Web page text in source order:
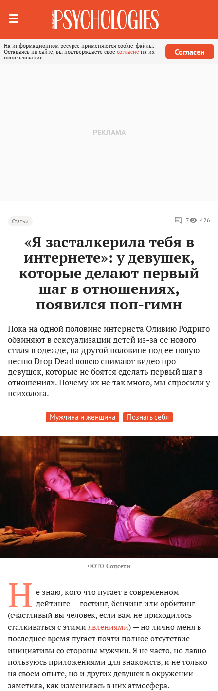
На информационном ресурсе применяются cookie-файлы.
Оставаясь на сайте, вы подтверждаете свое согласие на их
использование.
Согласен
Статьи 7 426
«Я засталкерила тебя в
интернете»: у девушек,
которые делают первый
шаг в отношениях,
появился поп-гимн
Пока на одной половине интернета Оливию Родриго
обвиняют в сексуализации детей из-за ее нового
стиля в одежде, на другой половине под ее новую
песню Drop Dead вовсю снимают видео про
девушек, которые не боятся сделать первый шаг в
отношениях. Почему их не так много, мы спросили у
психолога.
Мужчина и женщина Познать себя
ФОТО Соцсети
Н е знаю, кого что пугает в современном
дейтинге — гостинг, бенчинг или орбитинг
(счастливый вы человек, если вам не приходилось
сталкиваться с этими явлениями) — но лично меня в
последнее время пугает почти полное отсутствие
инициативы со стороны мужчин. Я не часто, но давно
пользуюсь приложениями для знакомств, и не только
на своем опыте, но и других девушек в окружении
заметила, как изменилась в них атмосфера.